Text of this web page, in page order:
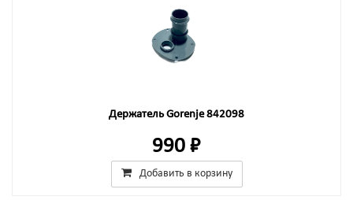
Держатель Gorenje 842098
990 ₽
Добавить в корзину